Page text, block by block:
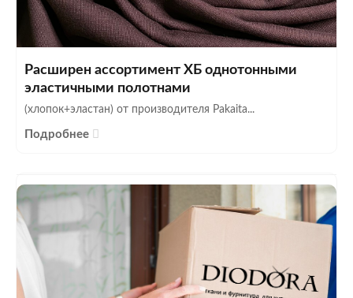
Расширен ассортимент ХБ однотонными
эластичными полотнами
(хлопок+эластан) от производителя Pakaita...
Подробнее